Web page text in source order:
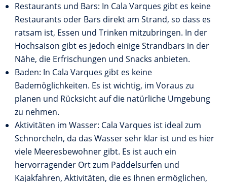
Restaurants und Bars: In Cala Varques gibt es keine
Restaurants oder Bars direkt am Strand, so dass es
ratsam ist, Essen und Trinken mitzubringen. In der
Hochsaison gibt es jedoch einige Strandbars in der
Nähe, die Erfrischungen und Snacks anbieten.
Baden: In Cala Varques gibt es keine
Bademöglichkeiten. Es ist wichtig, im Voraus zu
planen und Rücksicht auf die natürliche Umgebung
zu nehmen.
Aktivitäten im Wasser: Cala Varques ist ideal zum
Schnorcheln, da das Wasser sehr klar ist und es hier
viele Meeresbewohner gibt. Es ist auch ein
hervorragender Ort zum Paddelsurfen und
Kajakfahren, Aktivitäten, die es Ihnen ermöglichen,